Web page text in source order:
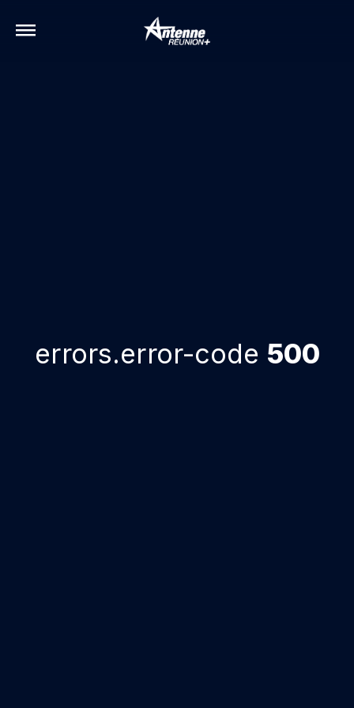
errors.error-code 500